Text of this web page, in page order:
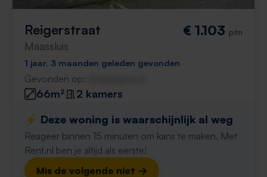
Reigerstraat
Maassluis
€ 1.103 p/m
1 jaar, 3 maanden geleden gevonden
Gevonden op:
66m²
2 kamers
⚡️ Deze woning is waarschijnlijk al weg
Reageer binnen 15 minuten om kans te maken. Met
Rent.nl ben je altijd als eerste!
Mis de volgende niet →